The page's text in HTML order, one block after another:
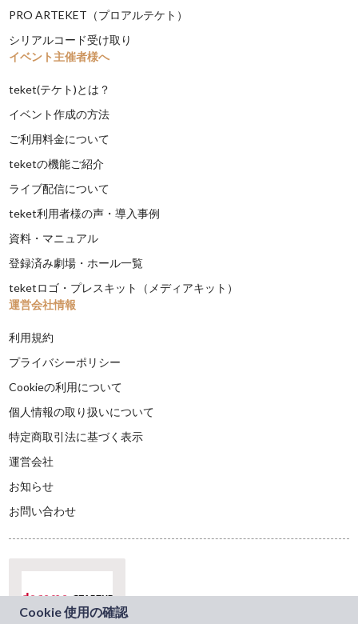
PRO ARTEKET（プロアルテケト）
シリアルコード受け取り
イベント主催者様へ
teket(テケト)とは？
イベント作成の方法
ご利用料金について
teketの機能ご紹介
ライブ配信について
teket利用者様の声・導入事例
資料・マニュアル
登録済み劇場・ホール一覧
teketロゴ・プレスキット（メディアキット）
運営会社情報
利用規約
プライバシーポリシー
Cookieの利用について
個人情報の取り扱いについて
特定商取引法に基づく表示
運営会社
お知らせ
お問い合わせ